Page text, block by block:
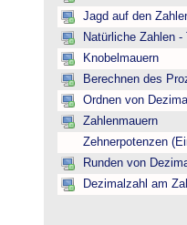
Jagd auf den
Natürliche Zahlen
Knobelmauern
Berechnen des
Ordnen von
Zahlenmauern
Zehnerpotenzen
Runden von
Dezimalzahl am